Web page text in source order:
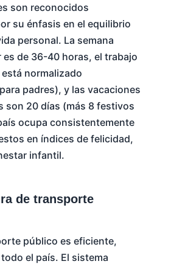
son reconocidos
su énfasis en el equilibrio
personal. La semana
es de 36-40 horas, el trabajo
normalizado
padres), y las vacaciones
son 20 días (más 8 festivos
ocupa consistentemente
en índices de felicidad,
infantil.
de transporte
público es eficiente,
el país. El sistema